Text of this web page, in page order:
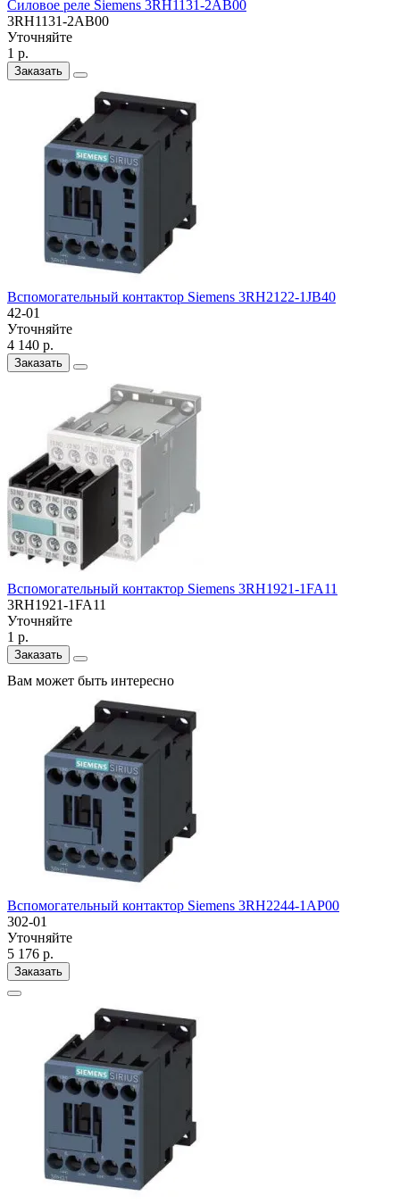
Силовое реле Siemens 3RH1131-2AB00
3RH1131-2AB00
Уточняйте
1 р.
Заказать
Вспомогательный контактор Siemens 3RH2122-1JB40
42-01
Уточняйте
4 140 р.
Заказать
Вспомогательный контактор Siemens 3RH1921-1FA11
3RH1921-1FA11
Уточняйте
1 р.
Заказать
Вам может быть интересно
Вспомогательный контактор Siemens 3RH2244-1AP00
302-01
Уточняйте
5 176 р.
Заказать